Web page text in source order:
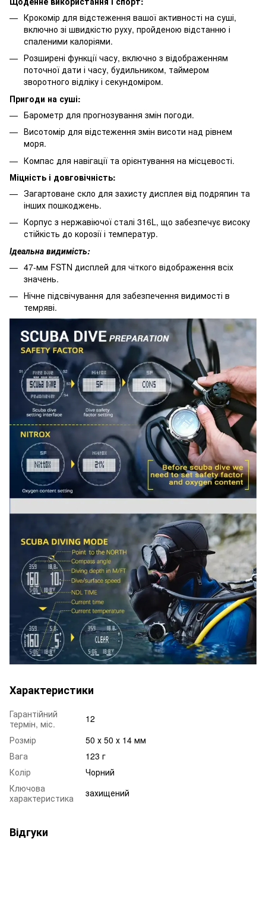
Крокомір для відстеження вашої активності на суші,
включно зі швидкістю руху, пройденою відстанню і
спаленими калоріями.
Розширені функції часу, включно з відображенням
поточної дати і часу, будильником, таймером
зворотного відліку і секундоміром.
Пригоди на суші:
Барометр для прогнозування змін погоди.
Висотомір для відстеження змін висоти над рівнем
моря.
Компас для навігації та орієнтування на місцевості.
Міцність і довговічність:
Загартоване скло для захисту дисплея від подряпин та
інших пошкоджень.
Корпус з нержавіючої сталі 316L, що забезпечує високу
стійкість до корозії і температур.
Ідеальна видимість:
47-мм FSTN дисплей для чіткого відображення всіх
значень.
Нічне підсвічування для забезпечення видимості в
темряві.
Характеристики
Гарантійний
термін, міс.
12
Розмір
50 х 50 х 14 мм
Вага
123 г
Колір
Чорний
Ключова
характеристика
захищений
Відгуки